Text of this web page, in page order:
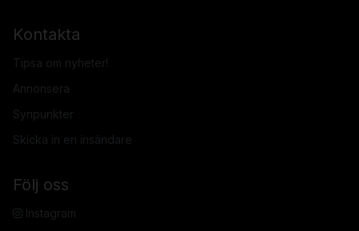
Kontakta
Tipsa om nyheter!
Annonsera
Synpunkter
Skicka in en insändare
Följ oss
Instagram